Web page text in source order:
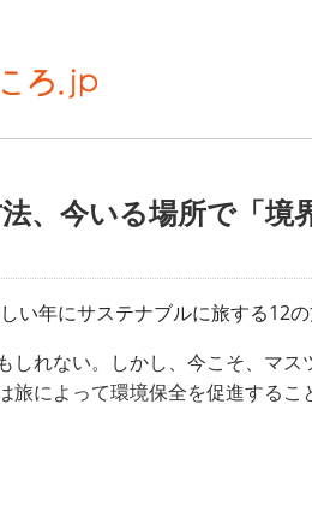
、今いる場所で「境
い年にサステナブルに旅する12
れない。しかし、今こそ、マ
によって環境保全を促進する